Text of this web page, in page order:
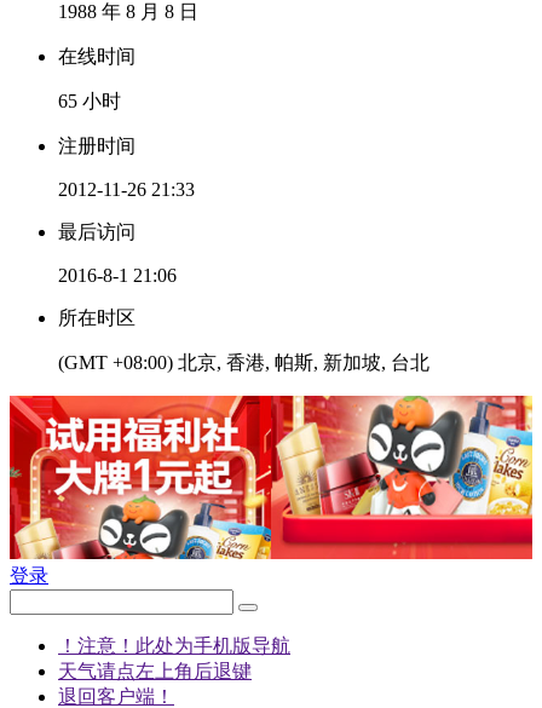
1988 年 8 月 8 日
在线时间
65 小时
注册时间
2012-11-26 21:33
最后访问
2016-8-1 21:06
所在时区
(GMT +08:00) 北京, 香港, 帕斯, 新加坡, 台北
登录
！注意！此处为手机版导航
天气请点左上角后退键
退回客户端！